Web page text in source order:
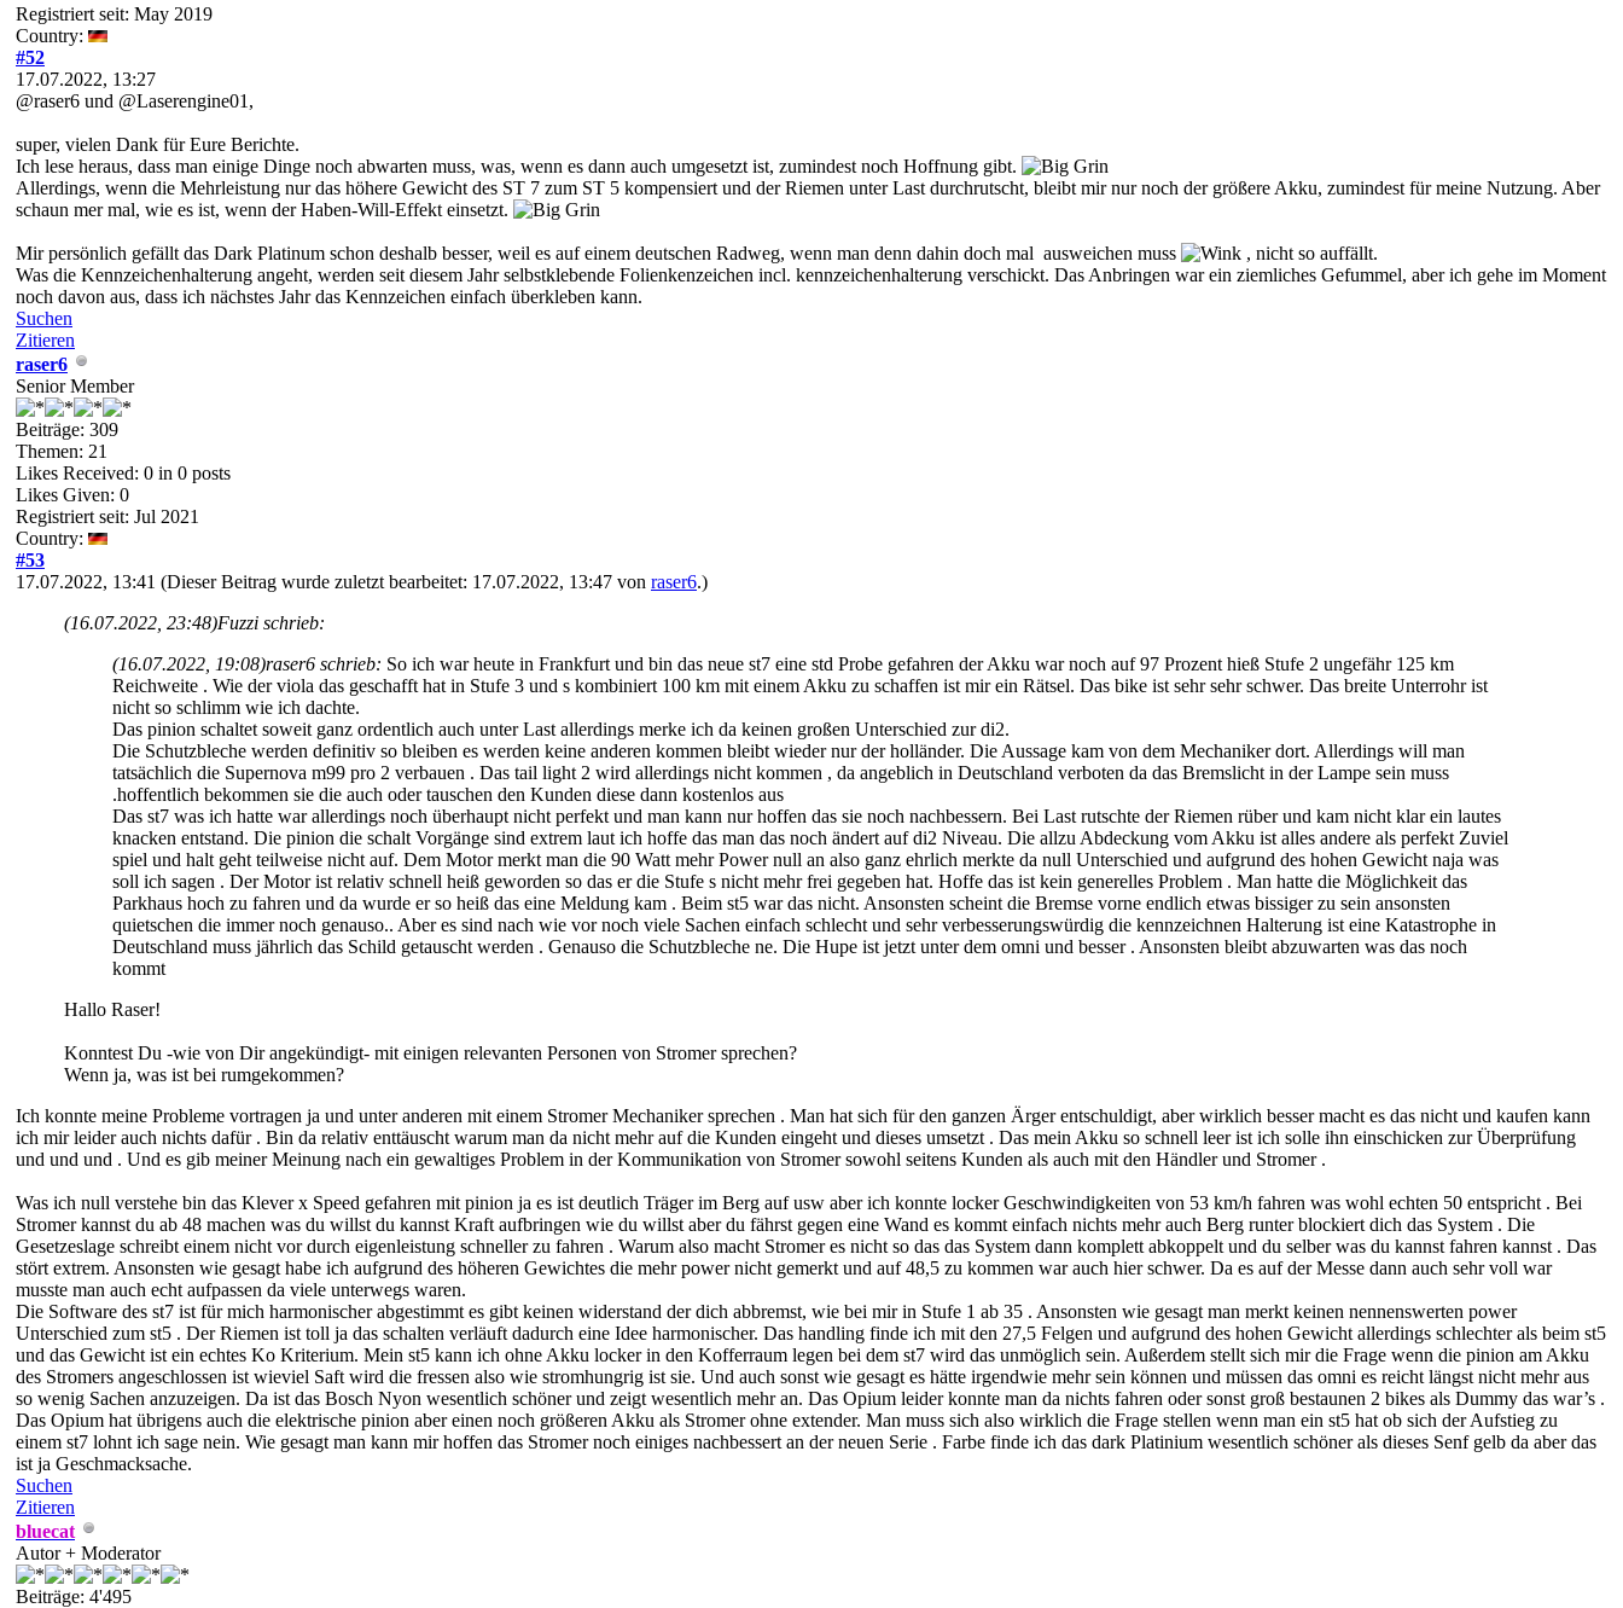
Registriert seit: May 2019
Country:
#52
17.07.2022, 13:27
@raser6 und @Laserengine01,
super, vielen Dank für Eure Berichte.
Ich lese heraus, dass man einige Dinge noch abwarten muss, was, wenn es dann auch umgesetzt ist, zumindest noch Hoffnung gibt.
Allerdings, wenn die Mehrleistung nur das höhere Gewicht des ST 7 zum ST 5 kompensiert und der Riemen unter Last durchrutscht, bleibt mir nur noch der größere Akku, zumindest für meine Nutzung. Aber
schaun mer mal, wie es ist, wenn der Haben-Will-Effekt einsetzt.
Mir persönlich gefällt das Dark Platinum schon deshalb besser, weil es auf einem deutschen Radweg, wenn man denn dahin doch mal ausweichen muss
, nicht so auffällt.
Was die Kennzeichenhalterung angeht, werden seit diesem Jahr selbstklebende Folienkenzeichen incl. kennzeichenhalterung verschickt. Das Anbringen war ein ziemliches Gefummel, aber ich gehe im Moment
noch davon aus, dass ich nächstes Jahr das Kennzeichen einfach überkleben kann.
Suchen
Zitieren
raser6
Senior Member
Beiträge: 309
Themen: 21
Likes Received: 0 in 0 posts
Likes Given: 0
Registriert seit: Jul 2021
Country:
#53
17.07.2022, 13:41 (Dieser Beitrag wurde zuletzt bearbeitet: 17.07.2022, 13:47 von raser6.)
(16.07.2022, 23:48)Fuzzi schrieb:
(16.07.2022, 19:08)raser6 schrieb: So ich war heute in Frankfurt und bin das neue st7 eine std Probe gefahren der Akku war noch auf 97 Prozent hieß Stufe 2 ungefähr 125 km
Reichweite . Wie der viola das geschafft hat in Stufe 3 und s kombiniert 100 km mit einem Akku zu schaffen ist mir ein Rätsel. Das bike ist sehr sehr schwer. Das breite Unterrohr ist
nicht so schlimm wie ich dachte.
Das pinion schaltet soweit ganz ordentlich auch unter Last allerdings merke ich da keinen großen Unterschied zur di2.
Die Schutzbleche werden definitiv so bleiben es werden keine anderen kommen bleibt wieder nur der holländer. Die Aussage kam von dem Mechaniker dort. Allerdings will man
tatsächlich die Supernova m99 pro 2 verbauen . Das tail light 2 wird allerdings nicht kommen , da angeblich in Deutschland verboten da das Bremslicht in der Lampe sein muss
.hoffentlich bekommen sie die auch oder tauschen den Kunden diese dann kostenlos aus
Das st7 was ich hatte war allerdings noch überhaupt nicht perfekt und man kann nur hoffen das sie noch nachbessern. Bei Last rutschte der Riemen rüber und kam nicht klar ein lautes
knacken entstand. Die pinion die schalt Vorgänge sind extrem laut ich hoffe das man das noch ändert auf di2 Niveau. Die allzu Abdeckung vom Akku ist alles andere als perfekt Zuviel
spiel und halt geht teilweise nicht auf. Dem Motor merkt man die 90 Watt mehr Power null an also ganz ehrlich merkte da null Unterschied und aufgrund des hohen Gewicht naja was
soll ich sagen . Der Motor ist relativ schnell heiß geworden so das er die Stufe s nicht mehr frei gegeben hat. Hoffe das ist kein generelles Problem . Man hatte die Möglichkeit das
Parkhaus hoch zu fahren und da wurde er so heiß das eine Meldung kam . Beim st5 war das nicht. Ansonsten scheint die Bremse vorne endlich etwas bissiger zu sein ansonsten
quietschen die immer noch genauso.. Aber es sind nach wie vor noch viele Sachen einfach schlecht und sehr verbesserungswürdig die kennzeichnen Halterung ist eine Katastrophe in
Deutschland muss jährlich das Schild getauscht werden . Genauso die Schutzbleche ne. Die Hupe ist jetzt unter dem omni und besser . Ansonsten bleibt abzuwarten was das noch
kommt
Hallo Raser!
Konntest Du -wie von Dir angekündigt- mit einigen relevanten Personen von Stromer sprechen?
Wenn ja, was ist bei rumgekommen?
Ich konnte meine Probleme vortragen ja und unter anderen mit einem Stromer Mechaniker sprechen . Man hat sich für den ganzen Ärger entschuldigt, aber wirklich besser macht es das nicht und kaufen kann
ich mir leider auch nichts dafür . Bin da relativ enttäuscht warum man da nicht mehr auf die Kunden eingeht und dieses umsetzt . Das mein Akku so schnell leer ist ich solle ihn einschicken zur Überprüfung
und und und . Und es gib meiner Meinung nach ein gewaltiges Problem in der Kommunikation von Stromer sowohl seitens Kunden als auch mit den Händler und Stromer .
Was ich null verstehe bin das Klever x Speed gefahren mit pinion ja es ist deutlich Träger im Berg auf usw aber ich konnte locker Geschwindigkeiten von 53 km/h fahren was wohl echten 50 entspricht . Bei
Stromer kannst du ab 48 machen was du willst du kannst Kraft aufbringen wie du willst aber du fährst gegen eine Wand es kommt einfach nichts mehr auch Berg runter blockiert dich das System . Die
Gesetzeslage schreibt einem nicht vor durch eigenleistung schneller zu fahren . Warum also macht Stromer es nicht so das das System dann komplett abkoppelt und du selber was du kannst fahren kannst . Das
stört extrem. Ansonsten wie gesagt habe ich aufgrund des höheren Gewichtes die mehr power nicht gemerkt und auf 48,5 zu kommen war auch hier schwer. Da es auf der Messe dann auch sehr voll war
musste man auch echt aufpassen da viele unterwegs waren.
Die Software des st7 ist für mich harmonischer abgestimmt es gibt keinen widerstand der dich abbremst, wie bei mir in Stufe 1 ab 35 . Ansonsten wie gesagt man merkt keinen nennenswerten power
Unterschied zum st5 . Der Riemen ist toll ja das schalten verläuft dadurch eine Idee harmonischer. Das handling finde ich mit den 27,5 Felgen und aufgrund des hohen Gewicht allerdings schlechter als beim st5
und das Gewicht ist ein echtes Ko Kriterium. Mein st5 kann ich ohne Akku locker in den Kofferraum legen bei dem st7 wird das unmöglich sein. Außerdem stellt sich mir die Frage wenn die pinion am Akku
des Stromers angeschlossen ist wieviel Saft wird die fressen also wie stromhungrig ist sie. Und auch sonst wie gesagt es hätte irgendwie mehr sein können und müssen das omni es reicht längst nicht mehr aus
so wenig Sachen anzuzeigen. Da ist das Bosch Nyon wesentlich schöner und zeigt wesentlich mehr an. Das Opium leider konnte man da nichts fahren oder sonst groß bestaunen 2 bikes als Dummy das war’s .
Das Opium hat übrigens auch die elektrische pinion aber einen noch größeren Akku als Stromer ohne extender. Man muss sich also wirklich die Frage stellen wenn man ein st5 hat ob sich der Aufstieg zu
einem st7 lohnt ich sage nein. Wie gesagt man kann mir hoffen das Stromer noch einiges nachbessert an der neuen Serie . Farbe finde ich das dark Platinium wesentlich schöner als dieses Senf gelb da aber das
ist ja Geschmacksache.
Suchen
Zitieren
bluecat
Autor + Moderator
Beiträge: 4'495